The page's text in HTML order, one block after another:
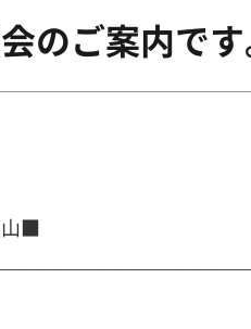
のご案内です
山■